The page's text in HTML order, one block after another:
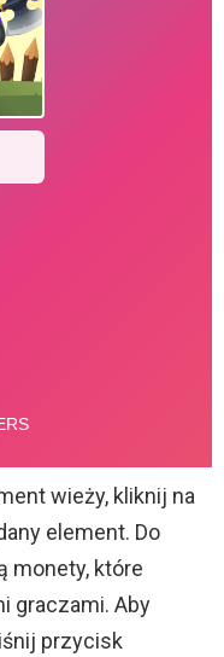
wieży, kliknij na
element. Do
monety, które
graczami. Aby
przycisk